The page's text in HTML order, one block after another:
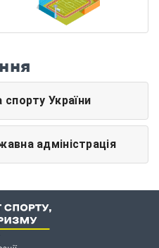
спорту України
адміністрація